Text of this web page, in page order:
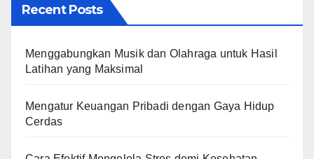
Recent Posts
Menggabungkan Musik dan Olahraga untuk Hasil
Latihan yang Maksimal
Mengatur Keuangan Pribadi dengan Gaya Hidup
Cerdas